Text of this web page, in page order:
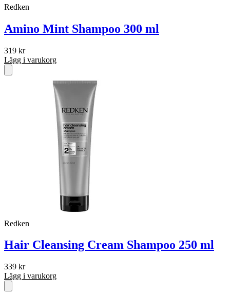
Redken
Amino Mint Shampoo 300 ml
319 kr
Lägg i varukorg
Redken
Hair Cleansing Cream Shampoo 250 ml
339 kr
Lägg i varukorg